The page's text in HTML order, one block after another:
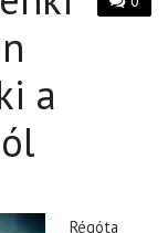
a
Régóta